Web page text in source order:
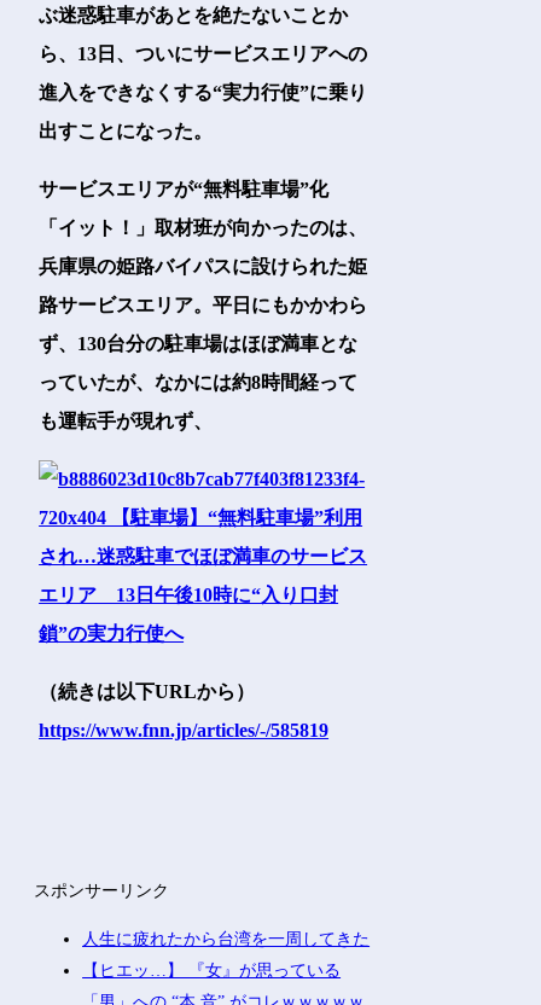
ぶ迷惑駐車があとを絶たないことか
ら、13日、ついにサービスエリアへの
進入をできなくする“実力行使”に乗り
出すことになった。
サービスエリアが“無料駐車場”化
「イット！」取材班が向かったのは、
兵庫県の姫路バイパスに設けられた姫
路サービスエリア。平日にもかかわら
ず、130台分の駐車場はほぼ満車とな
っていたが、なかには約8時間経って
も運転手が現れず、
（続きは以下URLから）
https://www.fnn.jp/articles/-/585819
スポンサーリンク
人生に疲れたから台湾を一周してきた
【ヒエッ…】 『女』が思っている